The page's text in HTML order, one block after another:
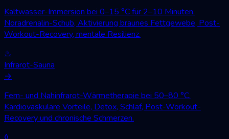
Kaltwasser-Immersion bei 0–15 °C für 2–10 Minuten.
Noradrenalin-Schub, Aktivierung braunes Fettgewebe, Post-
Workout-Recovery, mentale Resilienz.
♨
Infrarot-Sauna
→
Fern- und Nahinfrarot-Wärmetherapie bei 50–80 °C.
Kardiovaskuläre Vorteile, Detox, Schlaf, Post-Workout-
Recovery und chronische Schmerzen.